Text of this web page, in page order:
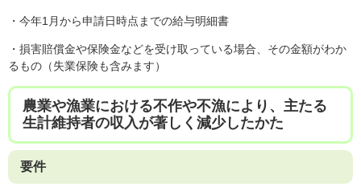
・今年1月から申請日時点までの給与明細書
・損害賠償金や保険金などを受け取っている場合、その金額がわか
るもの（失業保険も含みます）
農業や漁業における不作や不漁により、主たる
生計維持者の収入が著しく減少したかた
要件